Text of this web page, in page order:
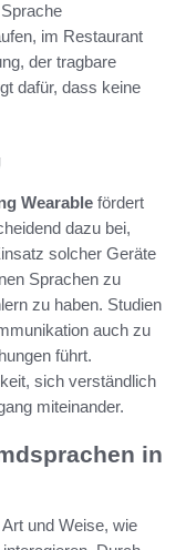
im Restaurant
der tragbare
dafür, dass keine
Wearable fördert
dazu bei,
solcher Geräte
Sprachen zu
zu haben. Studien
auch zu
führt.
sich verständlich
miteinander.
in
und Weise, wie